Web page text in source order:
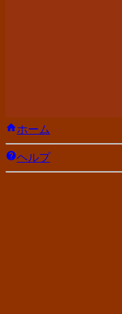
ホーム
ヘルプ